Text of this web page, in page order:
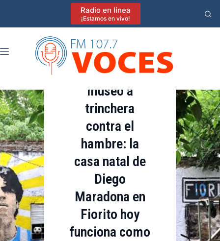
Radio en línea
¡Estamos en vivo!
Actualidad
Lomas de Zamora
Sociedad
De proyecto de
museo a
trinchera
contra el
hambre: la
casa natal de
Diego
Maradona en
Fiorito hoy
funciona como